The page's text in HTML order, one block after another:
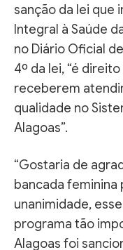
sanção da lei que
Integral à Saúde
no Diário Oficial
4º da lei, “é
receberem
qualidade no
Alagoas”.
“Gostaria de
bancada
unanimidade,
programa tão
Alagoas foi